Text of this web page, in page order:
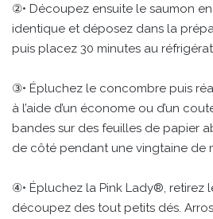
②• Découpez ensuite le saumon
identique et déposez dans la
puis placez 30 minutes au
③• Épluchez le concombre puis
à l’aide d’un économe ou d’un
bandes sur des feuilles de papier
de côté pendant une vingtaine de
④• Épluchez la Pink Lady®, retirez
découpez des tout petits dés.